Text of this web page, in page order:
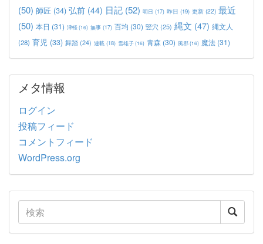
(50) 師匠 (34) 弘前 (44) 日記 (52) 明日 (17) 昨日 (19) 更新 (22) 最近
(50) 本日 (31) 津軽(16) 無事 (17) 百均 (30) 竪穴 (25) 縄文 (47) 縄文人
(28) 育児 (33) 舞踏 (24) 連載 (18) 雪雄子(16) 青森 (30) 風邪(16) 魔法 (31)
メタ情報
ログイン
投稿フィード
コメントフィード
WordPress.org